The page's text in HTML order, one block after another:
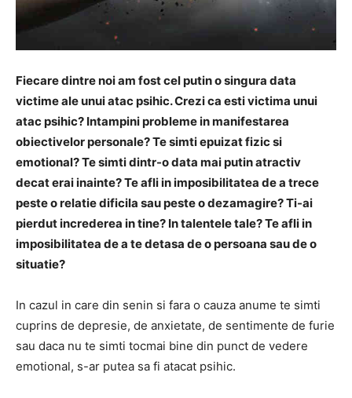
Fiecare dintre noi am fost cel putin o singura data
victime ale unui atac psihic. Crezi ca esti victima unui
atac psihic? Intampini probleme in manifestarea
obiectivelor personale? Te simti epuizat fizic si
emotional? Te simti dintr-o data mai putin atractiv
decat erai inainte? Te afli in imposibilitatea de a trece
peste o relatie dificila sau peste o dezamagire? Ti-ai
pierdut increderea in tine? In talentele tale? Te afli in
imposibilitatea de a te detasa de o persoana sau de o
situatie?
In cazul in care din senin si fara o cauza anume te simti
cuprins de depresie, de anxietate, de sentimente de furie
sau daca nu te simti tocmai bine din punct de vedere
emotional, s-ar putea sa fi atacat psihic.